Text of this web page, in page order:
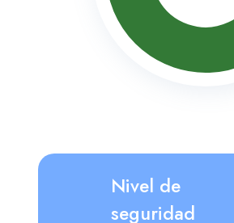
Nivel de
seguridad